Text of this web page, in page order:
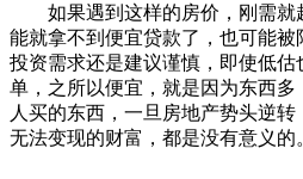
如果遇到这样的房价，刚需
能就拿不到便宜贷款了，也可能被
投资需求还是建议谨慎，即使低
单，之所以便宜，就是因为东西
人买的东西，一旦房地产势头逆转
无法变现的财富，都是没有意义的